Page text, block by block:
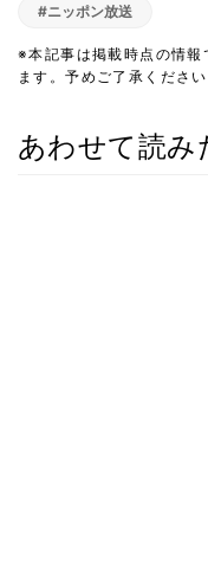
#ニッポン放送
※本記事は掲載時点の情報
ます。予めご了承ください
あわせて読み